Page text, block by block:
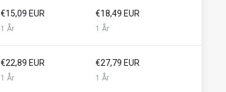
€15,09 EUR
1 År
€18,49 EUR
1 År
€22,89 EUR
1 År
€27,79 EUR
1 År